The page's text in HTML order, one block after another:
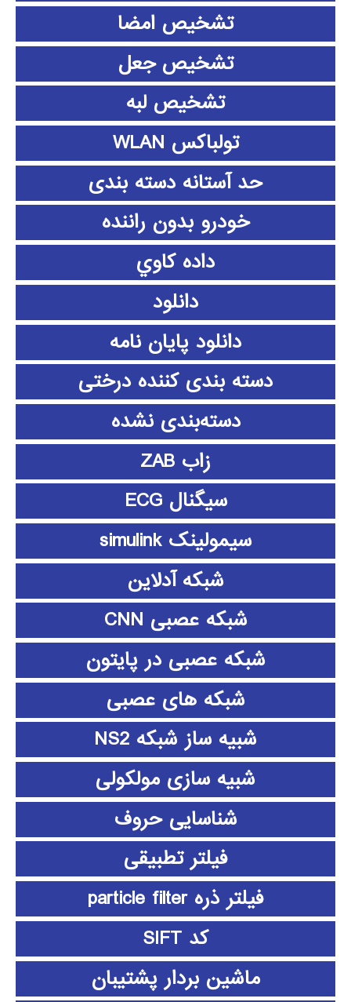
تشخیص امضا
تشخیص جعل
تشخیص لبه
تولباکس WLAN
حد آستانه دسته بندی
خودرو بدون راننده
داده كاوي
دانلود
دانلود پايان نامه
دسته بندی کننده درختی
دسته‌بندی نشده
زاب ZAB
سیگنال ECG
سیمولینک simulink
شبکه آدلاین
شبکه عصبی CNN
شبکه عصبی در پایتون
شبکه های عصبی
شبیه ساز شبکه NS2
شبیه سازی مولکولی
شناسایی حروف
فیلتر تطبیقی
فیلتر ذره particle filter
کد SIFT
ماشین بردار پشتیبان